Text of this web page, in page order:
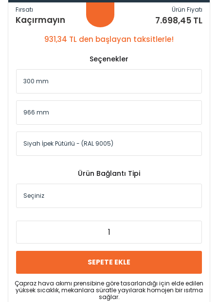
Fırsatı
Kaçırmayın
Ürün Fiyatı
7.698,45 TL
931,34 TL den başlayan taksitlerle!
Seçenekler
Ürün Bağlantı Tipi
SEPETE EKLE
Çapraz hava akımı prensibine göre tasarlandığı için elde edilen
yüksek sıcaklık, mekanlara süratle yayılarak homojen bir ısıtma
sağlar.